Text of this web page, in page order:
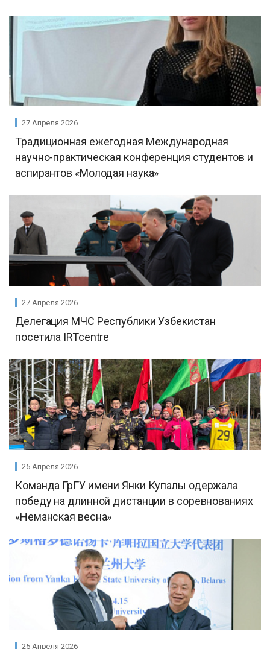
27 Апреля 2026
Традиционная ежегодная Международная
научно-практическая конференция студентов и
аспирантов «Молодая наука»
27 Апреля 2026
Делегация МЧС Республики Узбекистан
посетила IRTcentre
25 Апреля 2026
Команда ГрГУ имени Янки Купалы одержала
победу на длинной дистанции в соревнованиях
«Неманская весна»
25 Апреля 2026